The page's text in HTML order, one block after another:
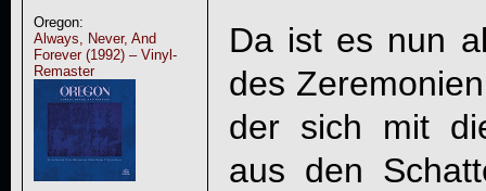
Oregon:
Always, Never, And
Forever (1992) – Vinyl-
Remaster
Da ist es nun
des
der sich mit
aus den